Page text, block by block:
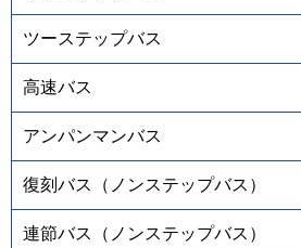
ツーステップバス
高速バス
アンパンマンバス
復刻バス（ノンステップバス）
連節バス（ノンステップバス）